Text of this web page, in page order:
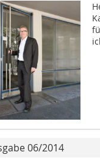
06/2014